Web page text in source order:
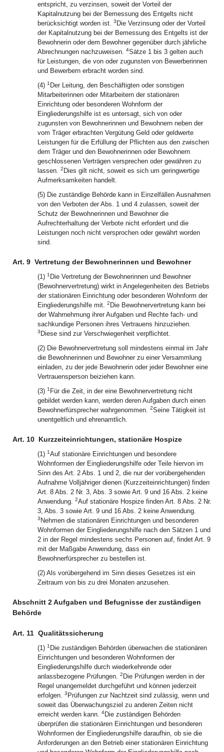
entspricht, zu verzinsen, soweit der Vorteil der
Kapitalnutzung bei der Bemessung des Entgelts nicht
berücksichtigt worden ist. 3 Die Verzinsung oder der Vorteil
der Kapitalnutzung bei der Bemessung des Entgelts ist der
Bewohnerin oder dem Bewohner gegenüber durch jährliche
Abrechnungen nachzuweisen. 4Sätze 1 bis 3 gelten auch
für Leistungen, die von oder zugunsten von Bewerberinnen
und Bewerbern erbracht worden sind.
(4) 1 Der Leitung, den Beschäftigten oder sonstigen
Mitarbeiterinnen oder Mitarbeitern der stationären
Einrichtung oder besonderen Wohnform der
Eingliederungshilfe ist es untersagt, sich von oder
zugunsten von Bewohnerinnen und Bewohnern neben der
vom Träger erbrachten Vergütung Geld oder geldwerte
Leistungen für die Erfüllung der Pflichten aus den zwischen
dem Träger und den Bewohnerinnen oder Bewohnern
geschlossenen Verträgen versprechen oder gewähren zu
lassen. 2 Dies gilt nicht, soweit es sich um geringwertige
Aufmerksamkeiten handelt.
(5) Die zuständige Behörde kann in Einzelfällen Ausnahmen
von den Verboten der Abs. 1 und 4 zulassen, soweit der
Schutz der Bewohnerinnen und Bewohner die
Aufrechterhaltung der Verbote nicht erfordert und die
Leistungen noch nicht versprochen oder gewährt worden
sind.
Art. 9 Vertretung der Bewohnerinnen und Bewohner
(1) 1 Die Vertretung der Bewohnerinnen und Bewohner
(Bewohnervertretung) wirkt in Angelegenheiten des Betriebs
der stationären Einrichtung oder besonderen Wohnform der
Eingliederungshilfe mit. 2 Die Bewohnervertretung kann bei
der Wahrnehmung ihrer Aufgaben und Rechte fach- und
sachkundige Personen ihres Vertrauens hinzuziehen.
3 Diese sind zur Verschwiegenheit verpflichtet.
(2) Die Bewohnervertretung soll mindestens einmal im Jahr
die Bewohnerinnen und Bewohner zu einer Versammlung
einladen, zu der jede Bewohnerin oder jeder Bewohner eine
Vertrauensperson beiziehen kann.
(3) 1 Für die Zeit, in der eine Bewohnervertretung nicht
gebildet werden kann, werden deren Aufgaben durch einen
Bewohnerfürsprecher wahrgenommen. 2Seine Tätigkeit ist
unentgeltlich und ehrenamtlich.
Art. 10 Kurzzeiteinrichtungen, stationäre Hospize
(1) 1Auf stationäre Einrichtungen und besondere
Wohnformen der Eingliederungshilfe oder Teile hiervon im
Sinn des Art. 2 Abs. 1 und 2, die nur der vorübergehenden
Aufnahme Volljähriger dienen (Kurzzeiteinrichtungen) finden
Art. 8 Abs. 2 Nr. 3, Abs. 3 sowie Art. 9 und 16 Abs. 2 keine
Anwendung. 2Auf stationäre Hospize finden Art. 8 Abs. 2 Nr.
3, Abs. 3 sowie Art. 9 und 16 Abs. 2 keine Anwendung.
3 Nehmen die stationären Einrichtungen und besonderen
Wohnformen der Eingliederungshilfe nach den Sätzen 1 und
2 in der Regel mindestens sechs Personen auf, findet Art. 9
mit der Maßgabe Anwendung, dass ein
Bewohnerfürsprecher zu bestellen ist.
(2) Als vorübergehend im Sinn dieses Gesetzes ist ein
Zeitraum von bis zu drei Monaten anzusehen.
Abschnitt 2 Aufgaben und Befugnisse der zuständigen
Behörde
Art. 11 Qualitätssicherung
(1) 1 Die zuständigen Behörden überwachen die stationären
Einrichtungen und besonderen Wohnformen der
Eingliederungshilfe durch wiederkehrende oder
anlassbezogene Prüfungen. 2 Die Prüfungen werden in der
Regel unangemeldet durchgeführt und können jederzeit
erfolgen. 3 Prüfungen zur Nachtzeit sind zulässig, wenn und
soweit das Überwachungsziel zu anderen Zeiten nicht
erreicht werden kann. 4Die zuständigen Behörden
überprüfen die stationären Einrichtungen und besonderen
Wohnformen der Eingliederungshilfe daraufhin, ob sie die
Anforderungen an den Betrieb einer stationären Einrichtung